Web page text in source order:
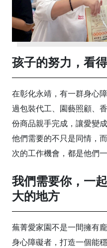
孩子的努力，看
在彰化永靖，有一群身心
過包裝代工、園藝照顧、
份商品親手完成，讓愛變
他們需要的不只是同情，
次的工作機會，都是他們
我們需要你，一
大的地方
蕪菁愛家園不是一間擁有
身心障礙者，打造一個能